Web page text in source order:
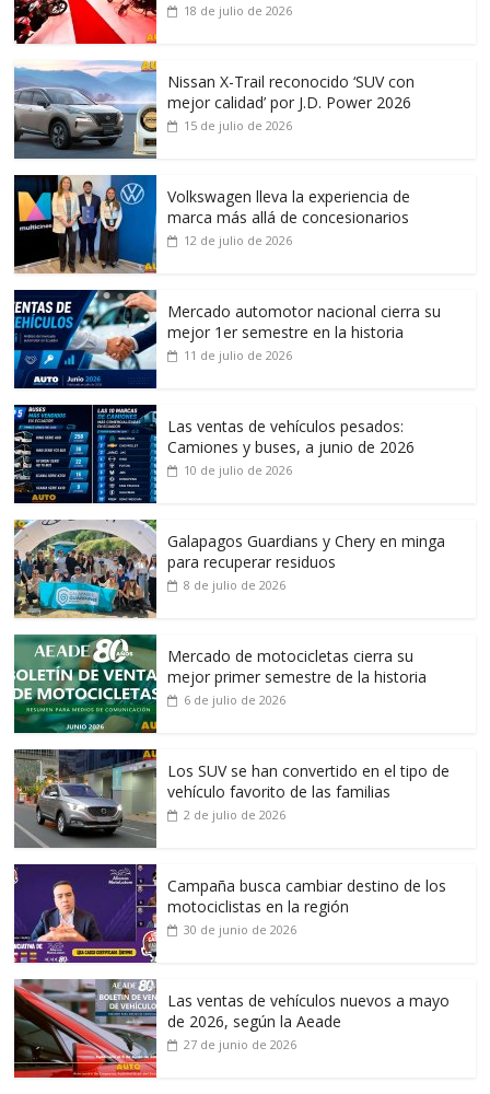
18 de julio de 2026
Nissan X-Trail reconocido ‘SUV con
mejor calidad’ por J.D. Power 2026
15 de julio de 2026
Volkswagen lleva la experiencia de
marca más allá de concesionarios
12 de julio de 2026
Mercado automotor nacional cierra su
mejor 1er semestre en la historia
11 de julio de 2026
Las ventas de vehículos pesados:
Camiones y buses, a junio de 2026
10 de julio de 2026
Galapagos Guardians y Chery en minga
para recuperar residuos
8 de julio de 2026
Mercado de motocicletas cierra su
mejor primer semestre de la historia
6 de julio de 2026
Los SUV se han convertido en el tipo de
vehículo favorito de las familias
2 de julio de 2026
Campaña busca cambiar destino de los
motociclistas en la región
30 de junio de 2026
Las ventas de vehículos nuevos a mayo
de 2026, según la Aeade
27 de junio de 2026